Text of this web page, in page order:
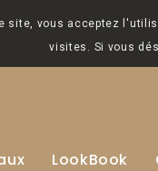
LookBook
site, vous acceptez
visites. Si vous